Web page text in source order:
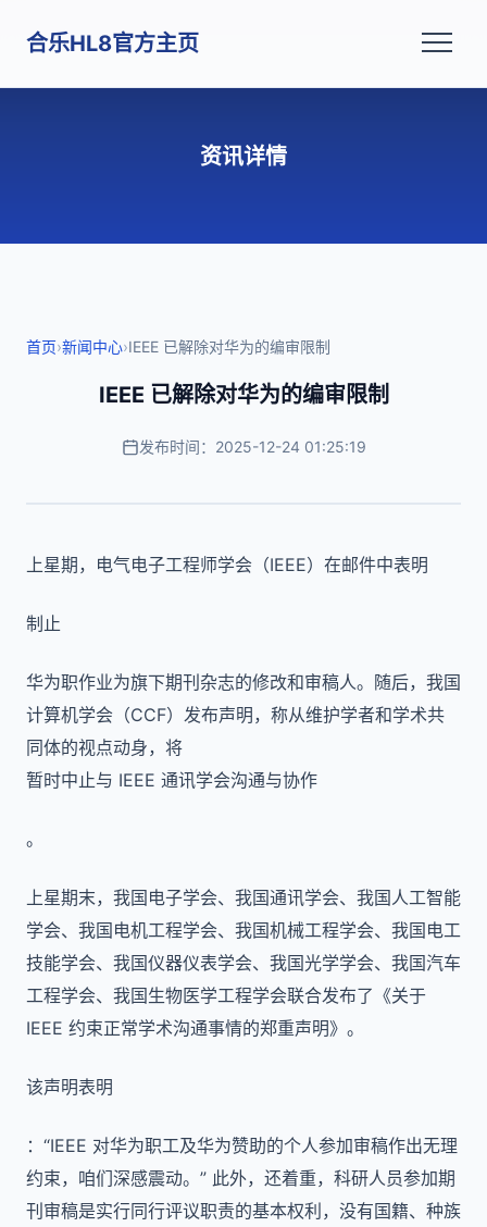
合乐HL8官方主页
资讯详情
首页›新闻中心›IEEE 已解除对华为的编审限制
IEEE 已解除对华为的编审限制
发布时间：2025-12-24 01:25:19
上星期，电气电子工程师学会（IEEE）在邮件中表明
制止
华为职作业为旗下期刊杂志的修改和审稿人。随后，我国
计算机学会（CCF）发布声明，称从维护学者和学术共
同体的视点动身，将
暂时中止与 IEEE 通讯学会沟通与协作
。
上星期末，我国电子学会、我国通讯学会、我国人工智能
学会、我国电机工程学会、我国机械工程学会、我国电工
技能学会、我国仪器仪表学会、我国光学学会、我国汽车
工程学会、我国生物医学工程学会联合发布了《关于
IEEE 约束正常学术沟通事情的郑重声明》。
该声明表明
：“IEEE 对华为职工及华为赞助的个人参加审稿作出无理
约束，咱们深感震动。” 此外，还着重，科研人员参加期
刊审稿是实行同行评议职责的基本权利，没有国籍、种族